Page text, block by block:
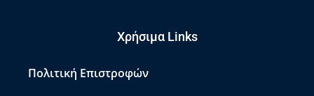
Χρήσιμα Links
Πολιτική Επιστροφών